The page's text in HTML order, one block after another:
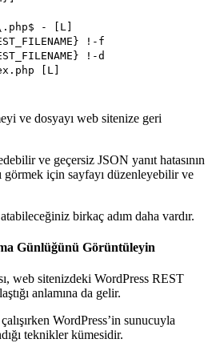
- [L]
!-f
!-d
[L]
ve dosyayı web sitenize geri
ve geçersiz JSON yanıt hatasının
görmek için sayfayı düzenleyebilir ve
birkaç adım daha vardır.
Günlüğünü Görüntüleyin
web sitenizdeki WordPress REST
anlamına da gelir.
WordPress’in sunucuyla
teknikler kümesidir.